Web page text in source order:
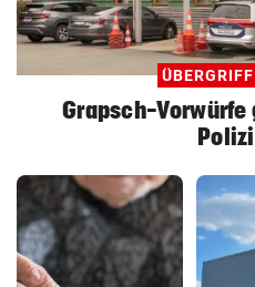
Grapsch-